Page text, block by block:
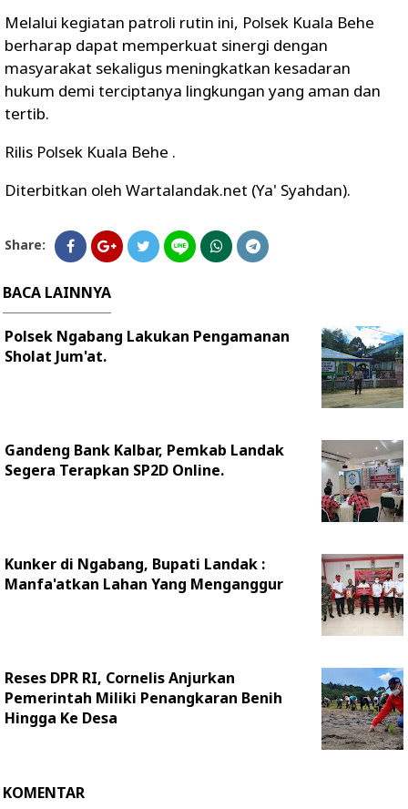
Melalui kegiatan patroli rutin ini, Polsek Kuala Behe
berharap dapat memperkuat sinergi dengan
masyarakat sekaligus meningkatkan kesadaran
hukum demi terciptanya lingkungan yang aman dan
tertib.
Rilis Polsek Kuala Behe .
Diterbitkan oleh Wartalandak.net (Ya' Syahdan).
Share:
BACA LAINNYA
Polsek Ngabang Lakukan Pengamanan
Sholat Jum'at.
Gandeng Bank Kalbar, Pemkab Landak
Segera Terapkan SP2D Online.
Kunker di Ngabang, Bupati Landak :
Manfa'atkan Lahan Yang Menganggur
Reses DPR RI, Cornelis Anjurkan
Pemerintah Miliki Penangkaran Benih
Hingga Ke Desa
KOMENTAR